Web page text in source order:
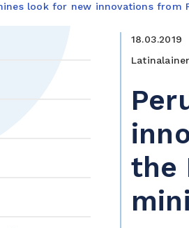
look for new innovations from
18.03.2019
the